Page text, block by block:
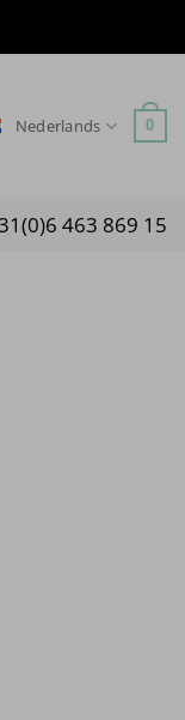
Nederlands 0
463 869 15